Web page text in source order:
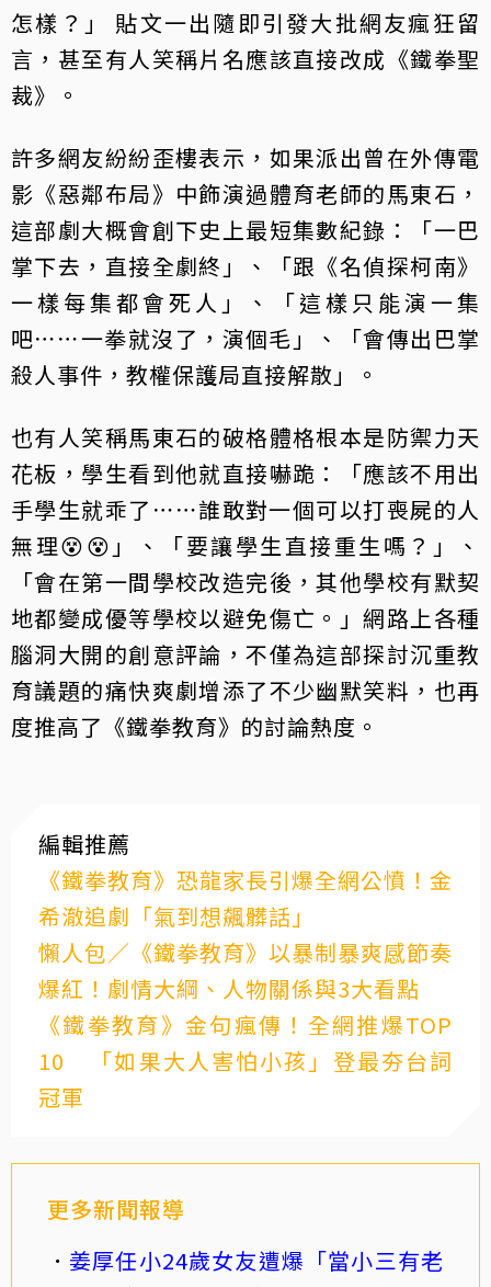
怎樣？」 貼文一出隨即引發大批網友瘋狂留
言，甚至有人笑稱片名應該直接改成《鐵拳聖
裁》。
許多網友紛紛歪樓表示，如果派出曾在外傳電
影《惡鄰布局》中飾演過體育老師的馬東石，
這部劇大概會創下史上最短集數紀錄：「一巴
掌下去，直接全劇終」、「跟《名偵探柯南》
一樣每集都會死人」、「這樣只能演一集
吧⋯⋯一拳就沒了，演個毛」、「會傳出巴掌
殺人事件，教權保護局直接解散」。
也有人笑稱馬東石的破格體格根本是防禦力天
花板，學生看到他就直接嚇跪：「應該不用出
手學生就乖了⋯⋯誰敢對一個可以打喪屍的人
無理😵😵」、「要讓學生直接重生嗎？」、
「會在第一間學校改造完後，其他學校有默契
地都變成優等學校以避免傷亡。」網路上各種
腦洞大開的創意評論，不僅為這部探討沉重教
育議題的痛快爽劇增添了不少幽默笑料，也再
度推高了《鐵拳教育》的討論熱度。
編輯推薦
《鐵拳教育》恐龍家長引爆全網公憤！金
希澈追劇「氣到想飆髒話」
懶人包／《鐵拳教育》以暴制暴爽感節奏
爆紅！劇情大綱、人物關係與3大看點
《鐵拳教育》金句瘋傳！全網推爆TOP
10 「如果大人害怕小孩」登最夯台詞
冠軍
更多新聞報導
姜厚任小24歲女友遭爆「當小三有老